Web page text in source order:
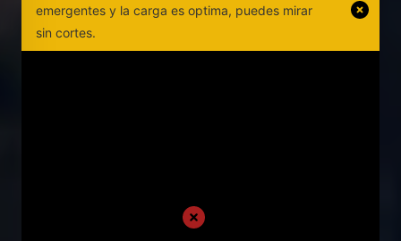
emergentes y la carga es optima, puedes mirar
sin cortes.